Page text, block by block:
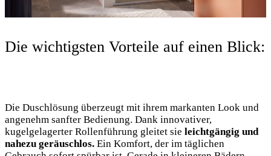
Die wichtigsten Vorteile auf einen Blick:
Die Duschlösung überzeugt mit ihrem markanten Look und
angenehm sanfter Bedienung. Dank innovativer,
kugelgelagerter Rollenführung gleitet sie leichtgängig und
nahezu geräuschlos. Ein Komfort, der im täglichen